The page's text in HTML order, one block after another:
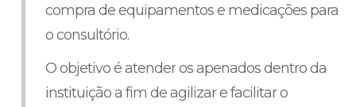
compra de equipamentos e medicações para
o consultório.
O objetivo é atender os apenados dentro da
instituição a fim de agilizar e facilitar o